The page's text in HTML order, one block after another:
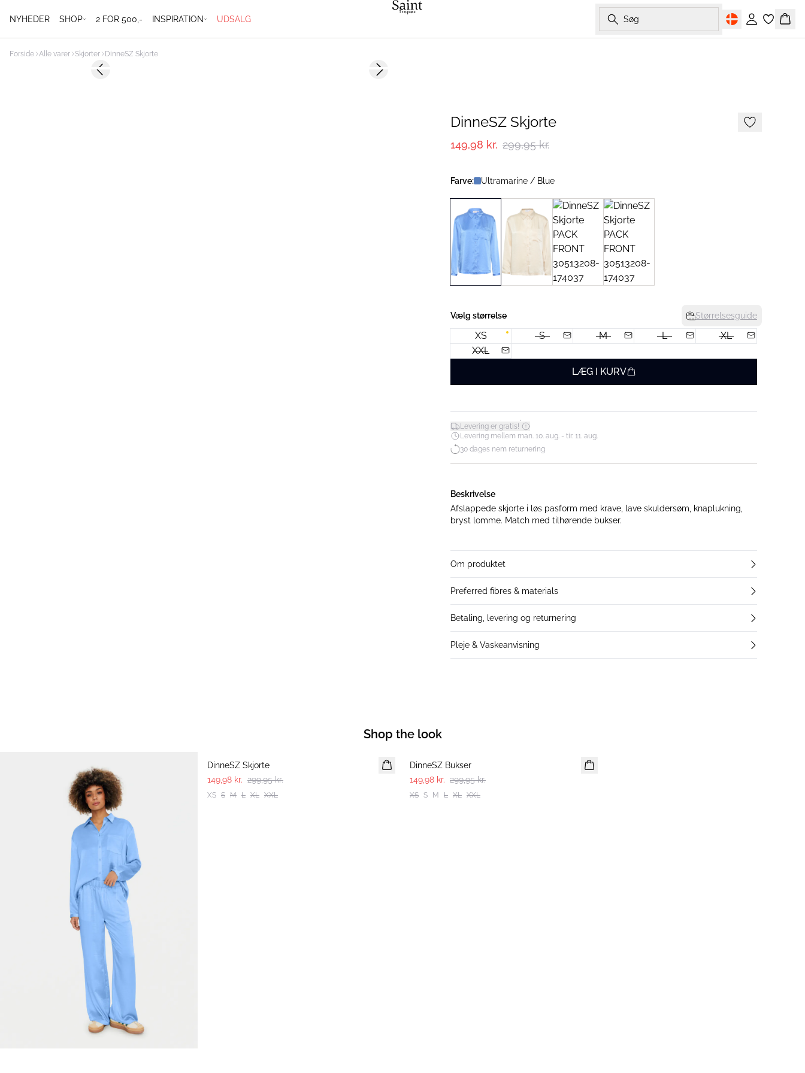
NYHEDER SHOP 2 FOR 500,- INSPIRATION UDSALG Søg
Log ind Kurv
Forside Alle varer Skjorter DinneSZ Skjorte
-50%Previous slide Next slide
DinneSZ Skjorte
149,98 kr. 299,95 kr.
Farve: Ultramarine / Blue
Vælg størrelse Størrelsesguide
XS S M L
XL
XXL
LÆG I KURV
Levering er gratis!*
Levering mellem man. 10. aug. - tir. 11. aug.
30 dages nem returnering
Beskrivelse
Afslappede skjorte i løs pasform med krave, lave skuldersøm, knaplukning,
bryst lomme. Match med tilhørende bukser.
Om produktet
Preferred fibres & materials
Betaling, levering og returnering
Pleje & Vaskeanvisning
Shop the look
DinneSZ Skjorte
149,98 kr. 299,95 kr.
XS S M L XL XXL
-50%
DinneSZ Bukser
149,98 kr. 299,95 kr.
XS S M L XL XXL